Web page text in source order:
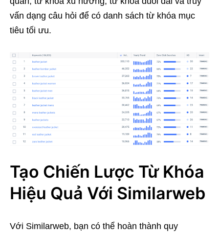
vấn dạng câu hỏi để có danh sách từ khóa mục
tiêu tối ưu.
Tạo Chiến Lược Từ Khóa
Hiệu Quả Với Similarweb
Với Similarweb, bạn có thể hoàn thành quy